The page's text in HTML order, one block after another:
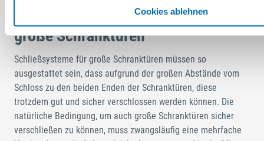
Cookies ablehnen
Drehstangenschloss, optimal für
große Schranktüren
Schließsysteme für große Schranktüren müssen so
ausgestattet sein, dass aufgrund der großen Abstände vom
Schloss zu den beiden Enden der Schranktüren, diese
trotzdem gut und sicher verschlossen werden können. Die
natürliche Bedingung, um auch große Schranktüren sicher
verschließen zu können, muss zwangsläufig eine mehrfache